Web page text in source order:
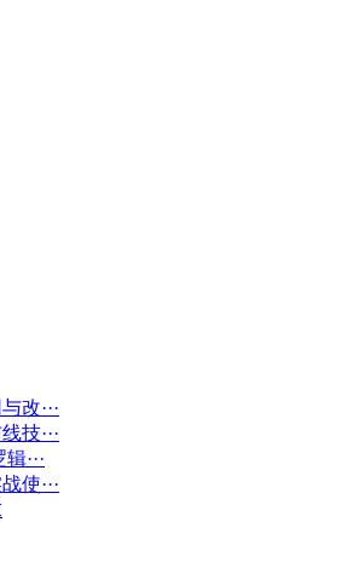
改···
技···
···
使···